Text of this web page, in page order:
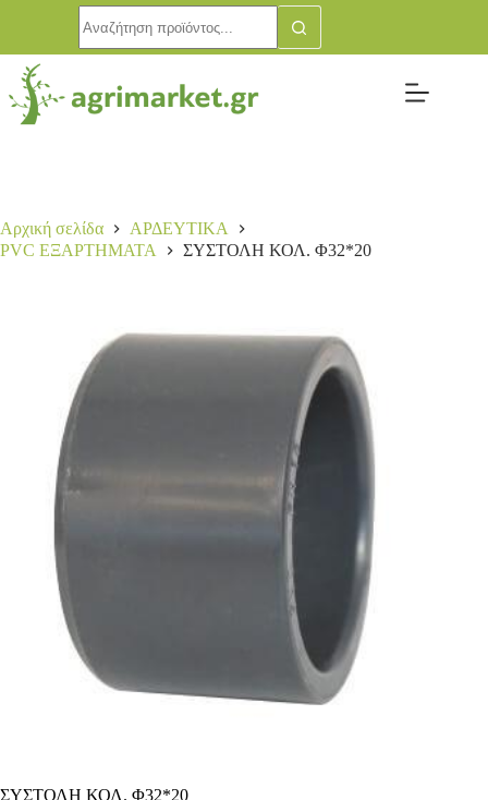
ΣΥΣΤΟΛΗ ΚΟΛ. Φ32*20
€
38 σε απόθεμα
Αγορά
Αρχική σελίδα
ΑΡΔΕΥΤΙΚΑ
PVC ΕΞΑΡΤΗΜΑΤΑ
ΣΥΣΤΟΛΗ ΚΟΛ. Φ32*20
ΣΥΣΤΟΛΗ ΚΟΛ. Φ32*20